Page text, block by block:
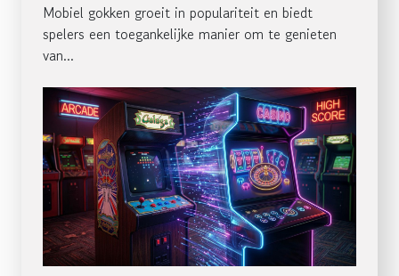
Mobiel gokken groeit in populariteit en biedt
spelers een toegankelijke manier om te genieten
van...